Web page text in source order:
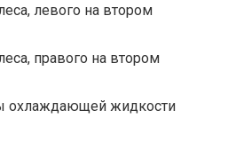
левого на втором
правого на втором
охлаждающей жидкости